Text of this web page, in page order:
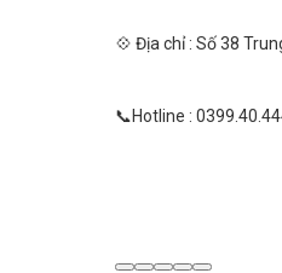
💠 Địa chỉ : Số 38
📞Hotline :